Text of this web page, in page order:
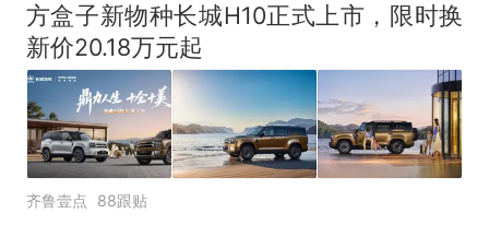
方盒子新物种长城H10正式上市，限时换
新价20.18万元起
齐鲁壹点 88跟贴